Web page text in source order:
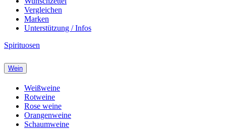
Vergleichen
Marken
Unterstützung / Infos
Spirituosen
Wein
Weißweine
Rotweine
Rose weine
Orangenweine
Schaumweine